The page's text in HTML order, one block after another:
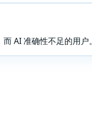
AI 准确性不足的用户。